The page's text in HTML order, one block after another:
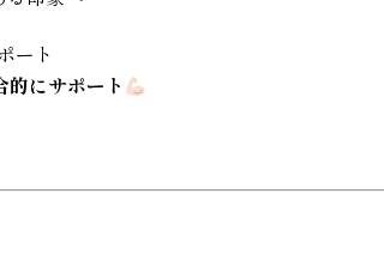
ート
にサポート